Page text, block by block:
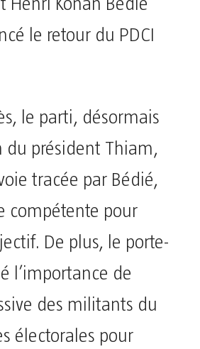
Henri Konan Bédié
le retour du PDCI
le parti, désormais
du président Thiam,
tracée par Bédié,
compétente pour
De plus, le porte-
l’importance de
des militants du
électorales pour